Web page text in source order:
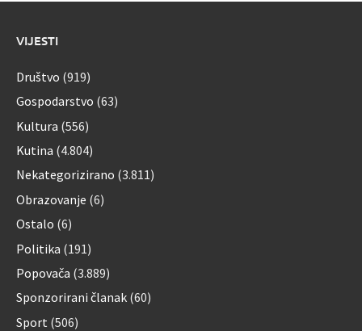
VIJESTI
Društvo (919)
Gospodarstvo (63)
Kultura (556)
Kutina (4.804)
Nekategorizirano (3.811)
Obrazovanje (6)
Ostalo (6)
Politika (191)
Popovača (3.889)
Sponzorirani članak (60)
Sport (506)